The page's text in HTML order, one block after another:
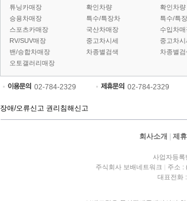
튜닝카매장
승용차매장
스포츠카매장
RV/SUV매장
밴/승합차매장
오토갤러리매장
확인차량
특수/특장차
국산차매장
중고차시세
차종별검색
확인차량
특수/특
수입차매
중고차시
차종별검
02-784-2329 02-784-2329
장애/오류신고 권리침해신고
회사소개 제
사업자등
주식회사 보배네트워크 | 주소 :
대표전화